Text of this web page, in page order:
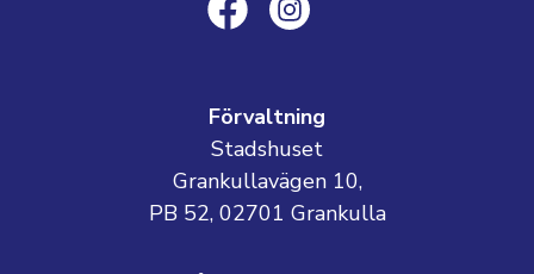
Förvaltning
Stadshuset
Grankullavägen 10,
PB 52, 02701 Grankulla